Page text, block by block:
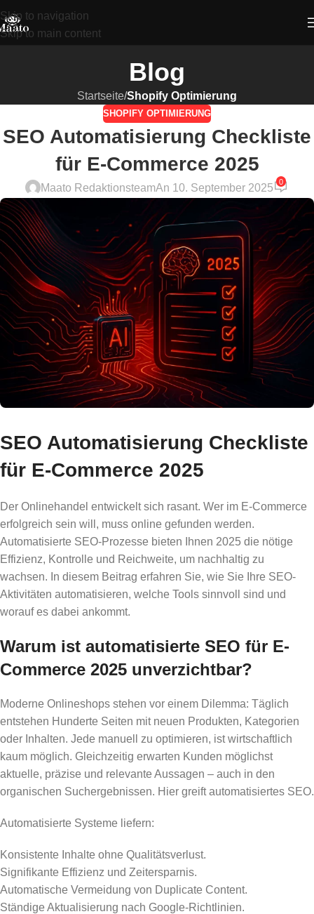
Skip to navigation
Skip to main content
Blog
Startseite/Shopify Optimierung
SHOPIFY OPTIMIERUNG
SEO Automatisierung Checkliste
für E-Commerce 2025
Maato RedaktionsteamAn 10. September 2025
0
SEO Automatisierung Checkliste
für E-Commerce 2025
Der Onlinehandel entwickelt sich rasant. Wer im E-Commerce
erfolgreich sein will, muss online gefunden werden.
Automatisierte SEO-Prozesse bieten Ihnen 2025 die nötige
Effizienz, Kontrolle und Reichweite, um nachhaltig zu
wachsen. In diesem Beitrag erfahren Sie, wie Sie Ihre SEO-
Aktivitäten automatisieren, welche Tools sinnvoll sind und
worauf es dabei ankommt.
Warum ist automatisierte SEO für E-
Commerce 2025 unverzichtbar?
Moderne Onlineshops stehen vor einem Dilemma: Täglich
entstehen Hunderte Seiten mit neuen Produkten, Kategorien
oder Inhalten. Jede manuell zu optimieren, ist wirtschaftlich
kaum möglich. Gleichzeitig erwarten Kunden möglichst
aktuelle, präzise und relevante Aussagen – auch in den
organischen Suchergebnissen. Hier greift automatisiertes SEO.
Automatisierte Systeme liefern:
Konsistente Inhalte ohne Qualitätsverlust.
Signifikante Effizienz und Zeitersparnis.
Automatische Vermeidung von Duplicate Content.
Ständige Aktualisierung nach Google-Richtlinien.